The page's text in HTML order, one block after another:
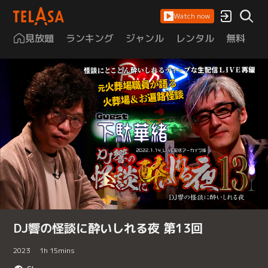
Watch now
見放題 ランキング ジャンル レンタル 無料
DJ響の怪談に酔いしれる夜 第13回
2023 1h 15mins